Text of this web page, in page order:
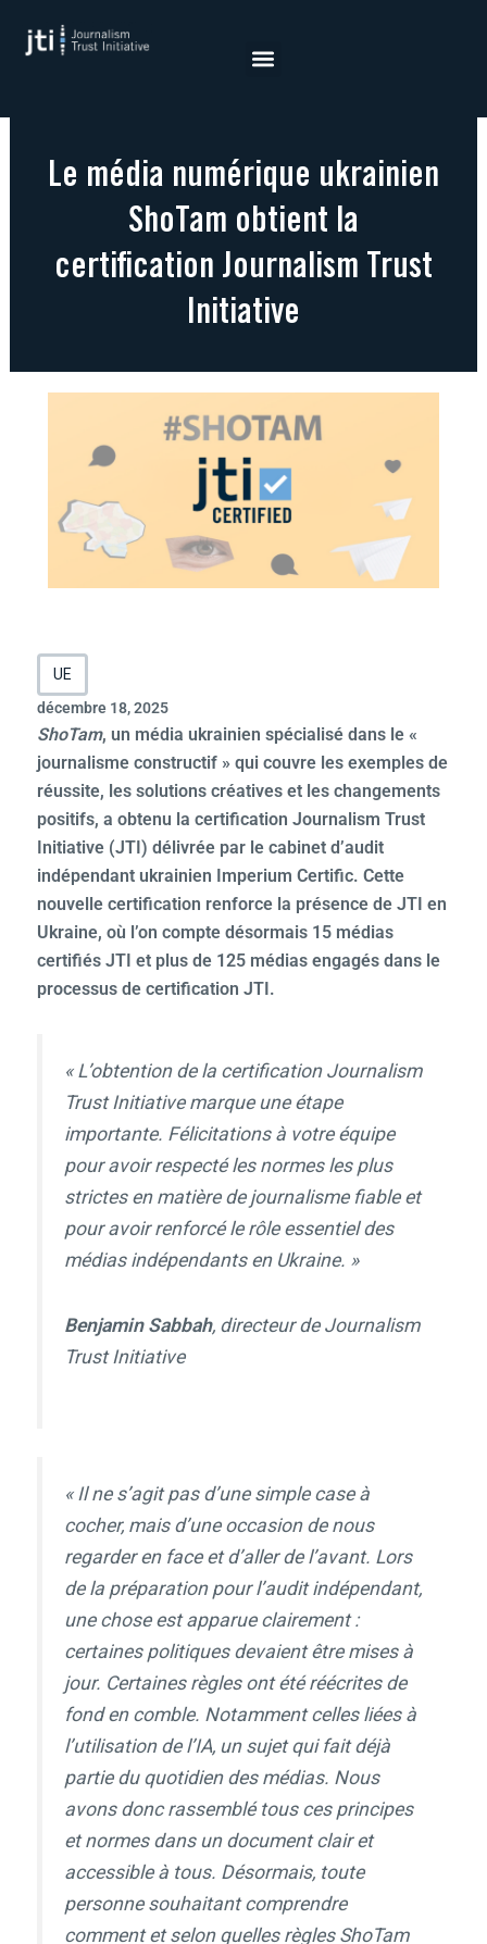
Le média numérique ukrainien
ShoTam obtient la
certification Journalism Trust
Initiative
UE
décembre 18, 2025
ShoTam, un média ukrainien spécialisé dans le «
journalisme constructif » qui couvre les exemples de
réussite, les solutions créatives et les changements
positifs, a obtenu la certification Journalism Trust
Initiative (JTI) délivrée par le cabinet d’audit
indépendant ukrainien Imperium Certific. Cette
nouvelle certification renforce la présence de JTI en
Ukraine, où l’on compte désormais 15 médias
certifiés JTI et plus de 125 médias engagés dans le
processus de certification JTI.
« L’obtention de la certification Journalism
Trust Initiative marque une étape
importante. Félicitations à votre équipe
pour avoir respecté les normes les plus
strictes en matière de journalisme fiable et
pour avoir renforcé le rôle essentiel des
médias indépendants en Ukraine. »
Benjamin Sabbah, directeur de Journalism
Trust Initiative
« Il ne s’agit pas d’une simple case à
cocher, mais d’une occasion de nous
regarder en face et d’aller de l’avant. Lors
de la préparation pour l’audit indépendant,
une chose est apparue clairement :
certaines politiques devaient être mises à
jour. Certaines règles ont été réécrites de
fond en comble. Notamment celles liées à
l’utilisation de l’IA, un sujet qui fait déjà
partie du quotidien des médias. Nous
avons donc rassemblé tous ces principes
et normes dans un document clair et
accessible à tous. Désormais, toute
personne souhaitant comprendre
comment et selon quelles règles ShoTam